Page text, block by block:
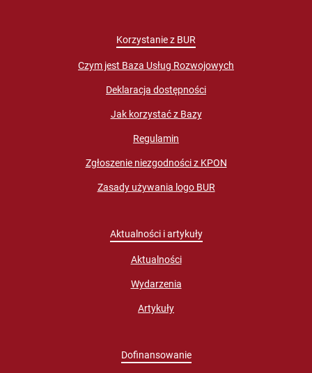
Korzystanie z BUR
Czym jest Baza Usług Rozwojowych
Deklaracja dostępności
Jak korzystać z Bazy
Regulamin
Zgłoszenie niezgodności z KPON
Zasady używania logo BUR
Aktualności i artykuły
Aktualności
Wydarzenia
Artykuły
Dofinansowanie